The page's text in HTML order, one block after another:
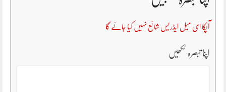
آپکا ای میل ایڈریس شائع نہیں کیا جائے گا
اپنا تبصرہ لکھیں